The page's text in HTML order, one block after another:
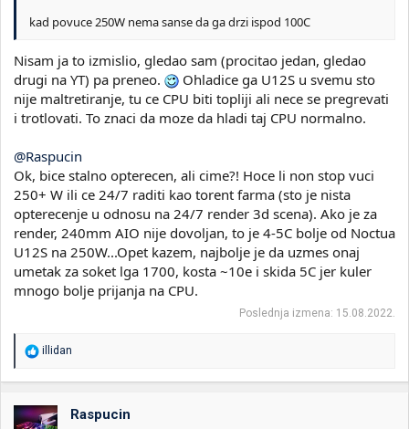
kad povuce 250W nema sanse da ga drzi ispod 100C
Nisam ja to izmislio, gledao sam (procitao jedan, gledao
drugi na YT) pa preneo.
Ohladice ga U12S u svemu sto
nije maltretiranje, tu ce CPU biti topliji ali nece se pregrevati
i trotlovati. To znaci da moze da hladi taj CPU normalno.
@Raspucin
Ok, bice stalno opterecen, ali cime?! Hoce li non stop vuci
250+ W ili ce 24/7 raditi kao torent farma (sto je nista
opterecenje u odnosu na 24/7 render 3d scena). Ako je za
render, 240mm AIO nije dovoljan, to je 4-5C bolje od Noctua
U12S na 250W...Opet kazem, najbolje je da uzmes onaj
umetak za soket lga 1700, kosta ~10e i skida 5C jer kuler
mnogo bolje prijanja na CPU.
Poslednja izmena: 15.08.2022.
R
o
v
illidan
Raspucin